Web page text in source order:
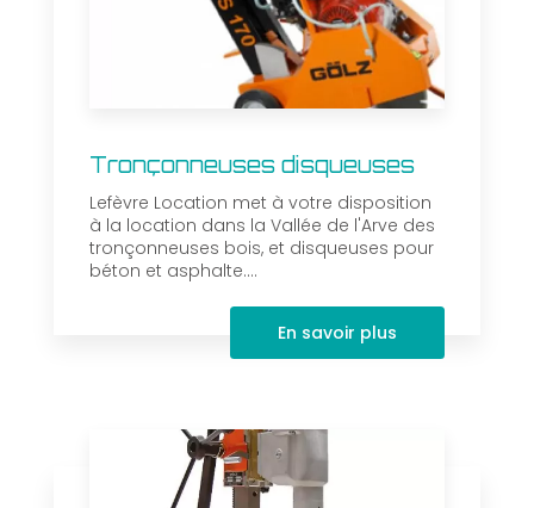
Tronçonneuses disqueuses
Lefèvre Location met à votre disposition
à la location dans la Vallée de l'Arve des
tronçonneuses bois, et disqueuses pour
béton et asphalte....
En savoir plus